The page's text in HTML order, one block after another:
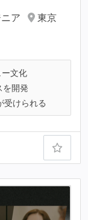
ア
東京
文化
を開発
受けられる